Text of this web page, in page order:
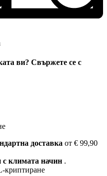
ви? Свържете се с
доставка от € 99,90
с климата начин .
криптиране